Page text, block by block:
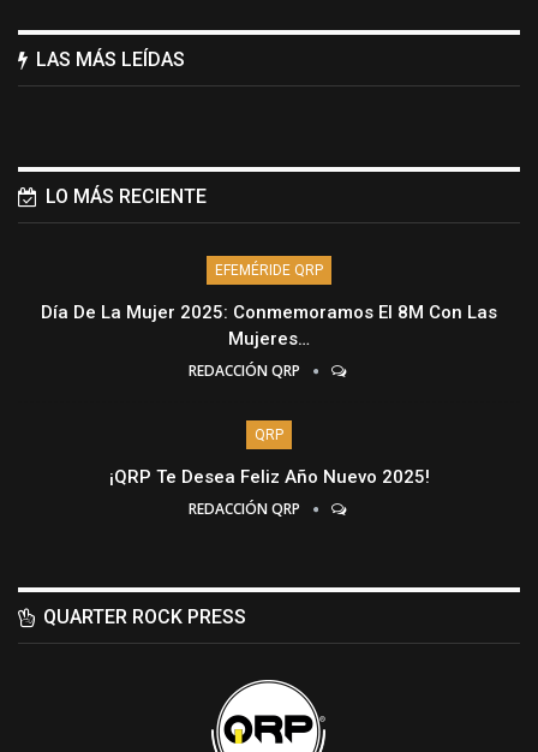
LAS MÁS LEÍDAS
LO MÁS RECIENTE
EFEMÉRIDE QRP
Día De La Mujer 2025: Conmemoramos El 8M Con Las
Mujeres…
REDACCIÓN QRP
QRP
¡QRP Te Desea Feliz Año Nuevo 2025!
REDACCIÓN QRP
QUARTER ROCK PRESS